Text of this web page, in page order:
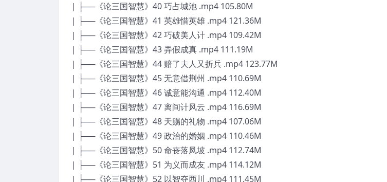
| ├──《论三国智慧》40 巧占城池 .mp4 105.80M
| ├──《论三国智慧》41 英雄惜英雄 .mp4 121.36M
| ├──《论三国智慧》42 巧破美人计 .mp4 109.42M
| ├──《论三国智慧》43 弄假成真 .mp4 111.19M
| ├──《论三国智慧》44 赔了夫人又折兵 .mp4 123.77M
| ├──《论三国智慧》45 无意借荆州 .mp4 110.69M
| ├──《论三国智慧》46 诚意能沟通 .mp4 112.40M
| ├──《论三国智慧》47 离间计风云 .mp4 116.69M
| ├──《论三国智慧》48 天赐的礼物 .mp4 107.06M
| ├──《论三国智慧》49 政治的婚姻 .mp4 110.46M
| ├──《论三国智慧》50 命丧落凤坡 .mp4 112.74M
| ├──《论三国智慧》51 为义而成友 .mp4 114.12M
| ├──《论三国智慧》52 以智夺西川 .mp4 111.45M